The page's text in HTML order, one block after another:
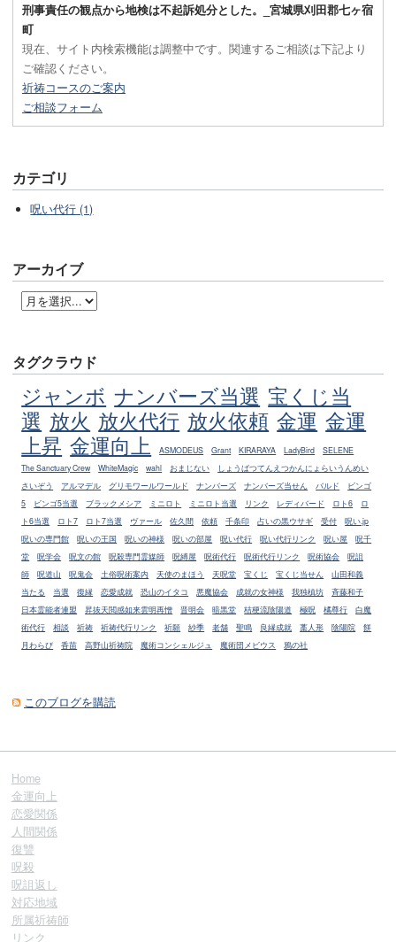
刑事責任の観点から地検は不起訴処分とした。_宮城県刈田郡七ヶ宿
町
現在、サイト内検索機能は調整中です。関連するご相談は下記より
ご確認ください。
祈祷コースのご案内
ご相談フォーム
カテゴリ
呪い代行 (1)
アーカイブ
タグクラウド
ジャンボ ナンバーズ当選 宝くじ当
選 放火 放火代行 放火依頼 金運 金運
上昇 金運向上 ASMODEUS Grant KIRARAYA LadyBird
SELENE
The Sanctuary Crew
WhiteMagic wahl おまじない
しょうばつてんえつかんにょらいうんめい
さいぞう
アルマデル グリモワールワールド ナンバーズ ナンバーズ当せん バルド
ビンゴ
5
ビンゴ5当選 ブラックメシア ミニロト ミニロト当選 リンク レディバード ロト6
ロ
ト6当選
ロト7 ロト7当選 ヴァール 佐久間 依頼 千条印 占いの黒ウサギ 受付
呪い.jp
呪いの専門館
呪いの王国 呪いの神様 呪いの部屋 呪い代行 呪い代行リンク 呪い屋
呪千
堂
呪学会 呪文の館 呪殺専門霊媒師 呪縛屋 呪術代行 呪術代行リンク 呪術協会
呪詛
師
呪道山 呪鬼会 土俗呪術案内 天使のまほう 天呪堂 宝くじ 宝くじ当せん
山田和義
当たる
当選 復縁 恋愛成就 恐山のイタコ 悪魔協会 成就の女神様 我独槙坊
斉藤和子
日本霊能者連盟
昇抜天閲感如来雲明再憎 晋明会 暗黒堂 桔梗流陰陽道 極呪 橘尊行
白魔
術代行
相談 祈祷 祈祷代行リンク 祈願 紗季 老舗 聖鳴 良縁成就 藁人形 陰陽院
餅
月わらび
香苗 高野山祈祷院 魔術コンシェルジュ 魔術団メビウス 鴉の社
このブログを購読
Home
金運向上
恋愛関係
人間関係
復讐
呪殺
呪詛返し
対応地域
所属祈祷師
リンク